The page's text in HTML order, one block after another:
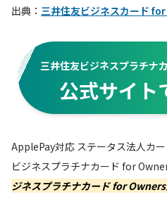
出典： 三井住友ビジネスカード
三井住友ビジネスプラチナ
公式サイト
ApplePay対応 ステータス法人カ
ビジネスプラチナカード for
ジネスプラチナカード for Owners